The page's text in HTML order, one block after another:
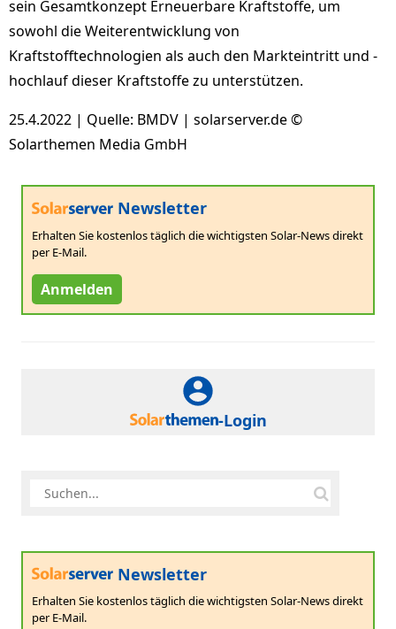
sein Gesamtkonzept Erneuerbare Kraftstoffe, um
sowohl die Weiterentwicklung von
Kraftstofftechnologien als auch den Markteintritt und -
hochlauf dieser Kraftstoffe zu unterstützen.
25.4.2022 | Quelle: BMDV | solarserver.de ©
Solarthemen Media GmbH
Newsletter
Erhalten Sie kostenlos täglich die wichtigsten Solar-News direkt
per E-Mail.
Anmelden
-Login
Newsletter
Erhalten Sie kostenlos täglich die wichtigsten Solar-News direkt
per E-Mail.